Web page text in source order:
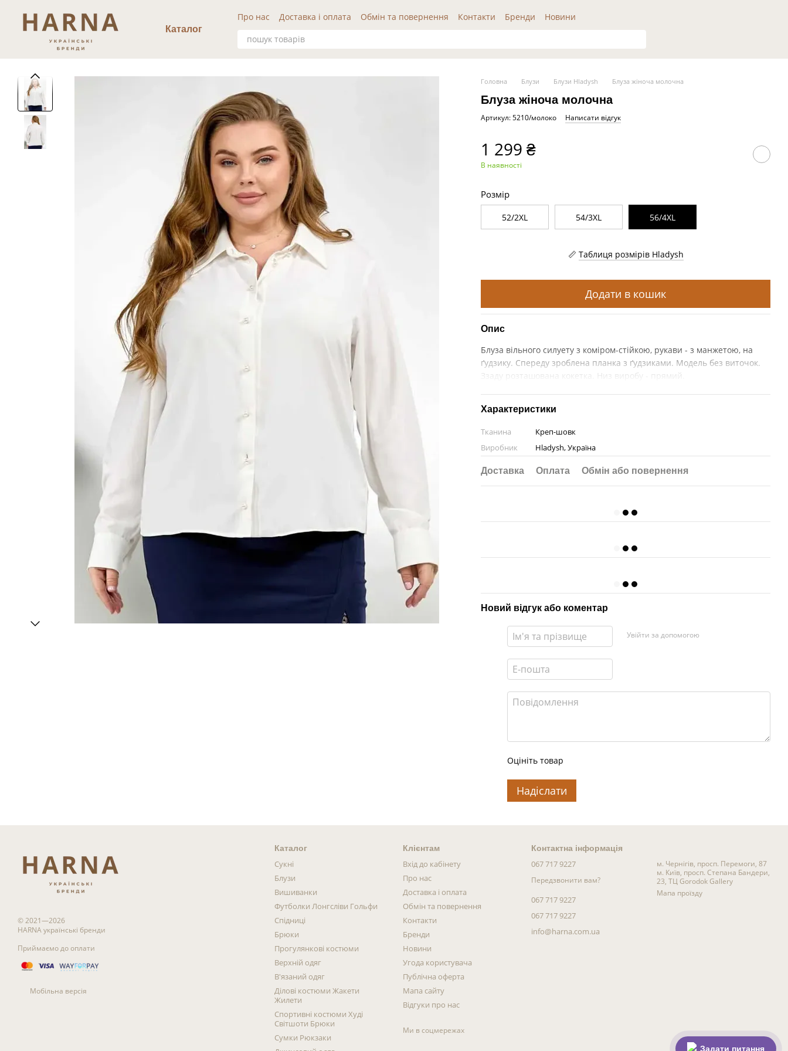
Задати питання
Каталог
Про нас Доставка і оплата Обмін та повернення Контакти Бренди
Новини
Угода користувача
Публічна оферта Відгуки про нас
Головна Блузи Блузи Hladysh Блуза жіноча молочна
Блуза жіноча молочна
Артикул: 5210/молоко Написати відгук
1 299 ₴
В наявності
Розмір
52/2XL 54/3XL 56/4XL
Таблиця розмірів Hladysh
Додати в кошик
Опис
Блуза вільного силуету з коміром-стійкою, рукави - з манжетою, на
ґудзику. Спереду зроблена планка з ґудзиками. Модель без виточок.
Ззаду розташована кокетка. Низ виробу - прямий.
Характеристики
Тканина
Креп-шовк
Виробник
Hladysh, Україна
Доставка Оплата Обмін або повернення
Новий відгук або коментар
Увійти за допомогою
Оцініть товар
Надіслати
© 2021—2026
HARNA українські бренди
Приймаємо до оплати
Мобільна версія
Каталог
Сукні
Блузи
Вишиванки
Футболки Лонгсліви Гольфи
Спідниці
Брюки
Прогулянкові костюми
Верхній одяг
В'язаний одяг
Ділові костюми Жакети
Жилети
Спортивні костюми Худі
Світшоти Брюки
Сумки Рюкзаки
Клієнтам
Вхід до кабінету
Про нас
Доставка і оплата
Обмін та повернення
Контакти
Бренди
Новини
Угода користувача
Публічна оферта
Мапа сайту
Відгуки про нас
Ми в соцмережах
Контактна інформація
067 717 9227
Передзвонити вам?
067 717 9227
067 717 9227
info@harna.com.ua
м. Чернігів, просп. Перемоги, 87
м. Київ, просп. Степана Бандери,
23, ТЦ Gorodok Gallery
Мапа проїзду